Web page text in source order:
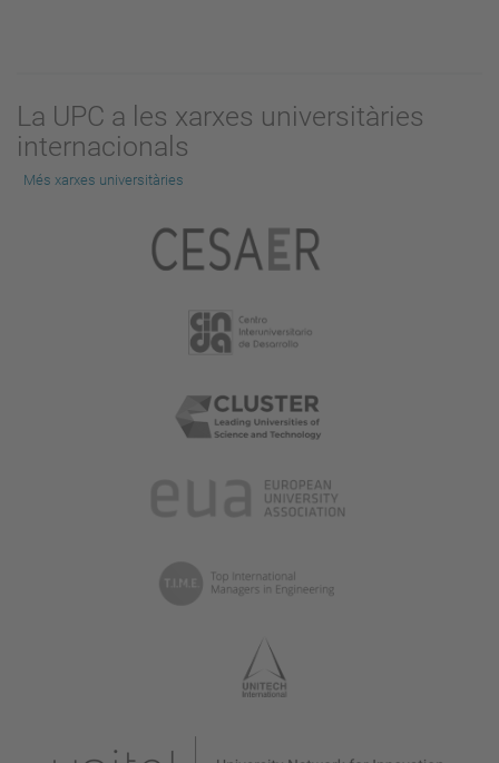
La UPC a les xarxes universitàries
internacionals
Més xarxes universitàries